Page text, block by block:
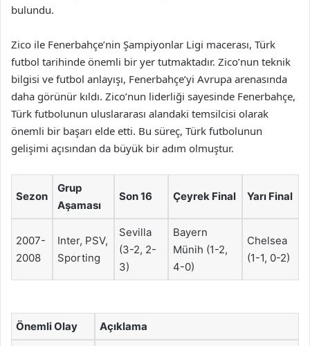
bulundu.
Zico ile Fenerbahçe’nin Şampiyonlar Ligi macerası, Türk
futbol tarihinde önemli bir yer tutmaktadır. Zico’nun teknik
bilgisi ve futbol anlayışı, Fenerbahçe’yi Avrupa arenasında
daha görünür kıldı. Zico’nun liderliği sayesinde Fenerbahçe,
Türk futbolunun uluslararası alandaki temsilcisi olarak
önemli bir başarı elde etti. Bu süreç, Türk futbolunun
gelişimi açısından da büyük bir adım olmuştur.
Sezon
Grup
Aşaması
Son 16 Çeyrek Final Yarı Final
2007-
2008
Inter, PSV,
Sporting
Sevilla
(3-2, 2-
3)
Bayern
Münih (1-2,
4-0)
Chelsea
(1-1, 0-2)
Önemli Olay Açıklama